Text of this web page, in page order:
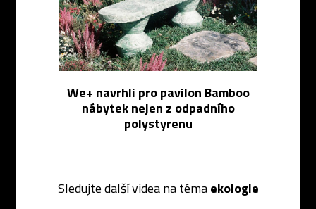
We+ navrhli pro pavilon Bamboo
nábytek nejen z odpadního
polystyrenu
Sledujte další videa na témaekologie